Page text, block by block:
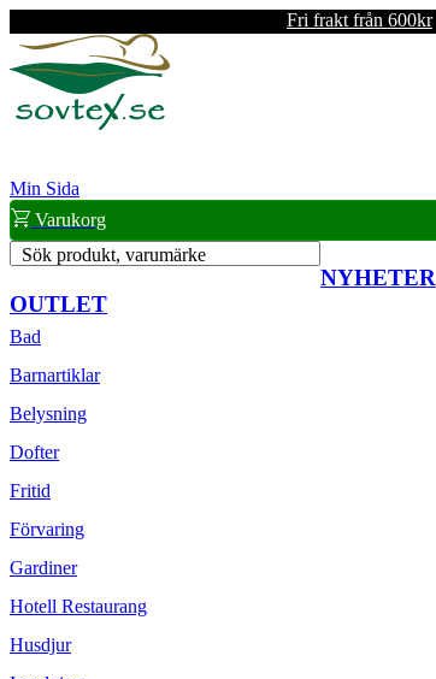
Fri frakt från 600kr
Min Sida
Varukorg
Sök produkt, varumärke
NYHETER
OUTLET
Bad
Barnartiklar
Belysning
Dofter
Fritid
Förvaring
Gardiner
Hotell Restaurang
Husdjur